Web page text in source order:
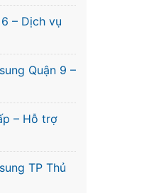
– Dịch vụ
Quận 9 –
– Hỗ trợ
TP Thủ